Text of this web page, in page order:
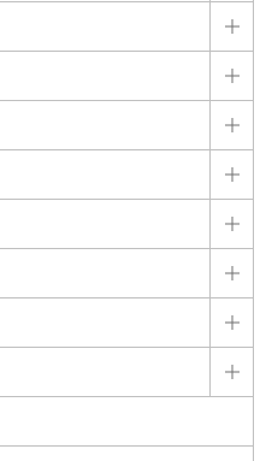
詳
詳
詳
詳
詳
詳
詳
詳